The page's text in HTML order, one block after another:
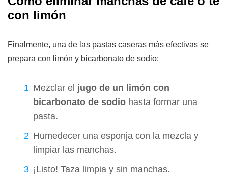
con limón
Finalmente, una de las pastas caseras más efectivas se
prepara con limón y bicarbonato de sodio:
Mezclar el jugo de un limón con
bicarbonato de sodio hasta formar una
pasta.
Humedecer una esponja con la mezcla y
limpiar las manchas.
¡Listo! Taza limpia y sin manchas.